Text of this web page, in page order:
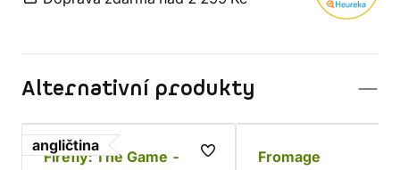
Alternativní produkty
angličtina
Firefly: The Game -
Fromage